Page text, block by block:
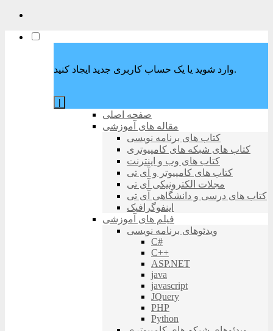
وارد شوید یا یک حساب کاربری جدید ایجاد کنید.
صفحه اصلی
مقاله های آموزشی
کتاب های برنامه نویسی
کتاب های شبکه های کامپیوتری
کتاب های وب و اینترنت
کتاب های کامپیوتر و آی تی
مجلات الکترونیکی آی تی
کتاب های درسی و دانشگاهی آی تی
اینفوگرافیک
فیلم های آموزشی
ویدئوهای برنامه نویسی
C#
C++
ASP.NET
java
javascript
JQuery
PHP
Python